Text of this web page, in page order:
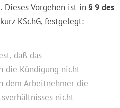
Vorgehen ist in § 9 des
KSchG, festgelegt:
daß das
die Kündigung nicht
dem Arbeitnehmer die
nicht